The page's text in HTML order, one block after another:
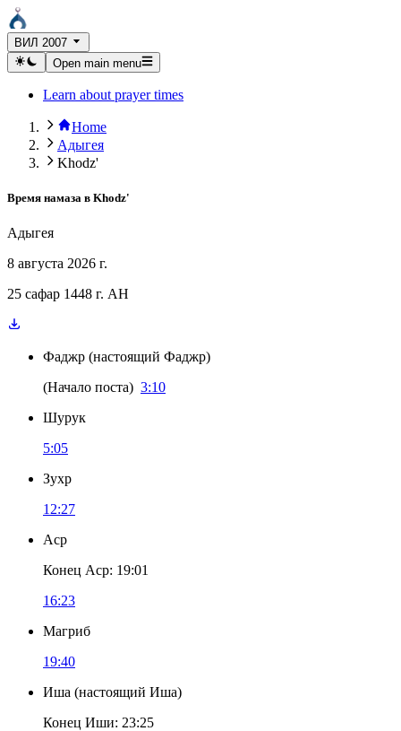
ВИЛ 2007
Open main menu
Learn about prayer times
Home
Адыгея
Khodz'
Время намаза в Khodz'
Адыгея
8 августа 2026 г.
25 сафар 1448 г. AH
Фаджр (настоящий Фаджр)
(Начало поста) 3:10
Шурук
5:05
Зухр
12:27
Аср
Конец Аср: 19:01
16:23
Магриб
19:40
Иша (настоящий Иша)
Конец Иши: 23:25